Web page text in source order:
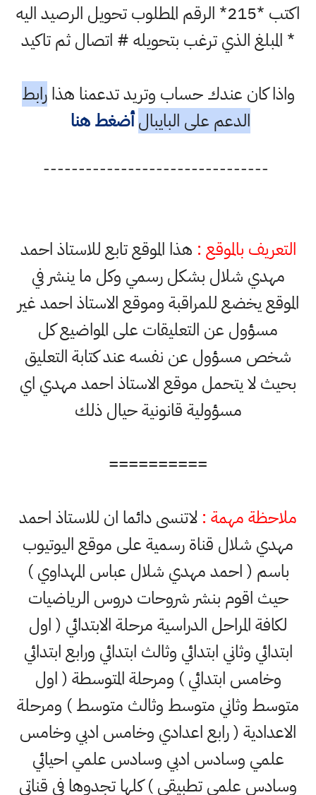
اكتب *215* الرقم المطلوب تحويل الرصيد اليه
* المبلغ الذي ترغب بتحويله # اتصال ثم تاكيد
واذا كان عندك حساب وتريد تدعمنا هذارابط
الدعم على البايبال أضغط هنا
--------------------------------
التعريف بالموقع : هذا الموقع تابع للاستاذ احمد
مهدي شلال بشكل رسمي وكل ما ينشر في
الموقع يخضع للمراقبة وموقع الاستاذ احمد غير
مسؤول عن التعليقات على المواضيع كل
شخص مسؤول عن نفسه عند كتابة التعليق
بحيث لا يتحمل موقع الاستاذ احمد مهدي اي
مسؤولية قانونية حيال ذلك
==========
ملاحظة مهمة : لاتنسى دائما ان للاستاذ احمد
مهدي شلال قناة رسمية على موقع اليوتيوب
باسم ( احمد مهدي شلال عباس المهداوي )
حيث اقوم بنشر شروحات دروس الرياضيات
لكافة المراحل الدراسية مرحلة الابتدائي ( اول
ابتدائي وثاني ابتدائي وثالث ابتدائي ورابع ابتدائي
وخامس ابتدائي ) ومرحلة المتوسطة ( اول
متوسط وثاني متوسط وثالث متوسط ) ومرحلة
الاعدادية ( رابع اعدادي وخامس ادبي وخامس
علمي وسادس ادبي وسادس علمي احيائي
وسادس علمي تطبيقي ) كلها تجدوها في قناتي